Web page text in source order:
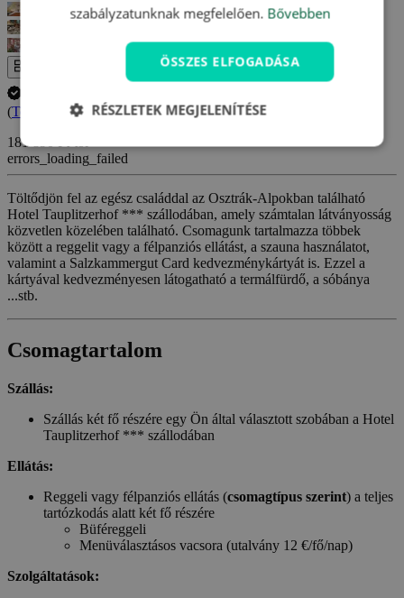
(További információ)
181 890 Ft-tól
errors_loading_failed
Töltődjön fel az egész családdal az Osztrák-Alpokban található
Hotel Tauplitzerhof *** szállodában, amely számtalan látványosság
közvetlen közelében található. Csomagunk tartalmazza többek
között a reggelit vagy a félpanziós ellátást, a szauna használatot,
valamint a Salzkammergut Card kedvezménykártyát is. Ezzel a
kártyával kedvezményesen látogatható a termálfürdő, a sóbánya
...stb.
Csomagtartalom
Szállás:
Szállás két fő részére egy Ön által választott szobában a Hotel
Tauplitzerhof *** szállodában
Ellátás:
Reggeli vagy félpanziós ellátás (csomagtípus szerint) a teljes
tartózkodás alatt két fő részére
Büféreggeli
Menüválasztásos vacsora (utalvány 12 €/fő/nap)
Szolgáltatások:
szabályzatunknak megfelelően. Bővebben
ÖSSZES ELFOGADÁSA
RÉSZLETEK MEGJELENÍTÉSE